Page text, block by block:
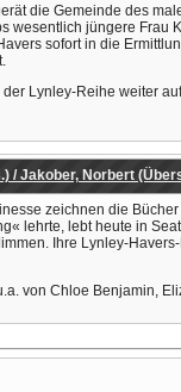
die Gemeinde des
jüngere
sofort in die
Lynley-Reihe weiter
/ Jakober, Norbert
zeichnen die
lehrte, lebt heute in
Ihre Lynley-
von Chloe Benjamin,